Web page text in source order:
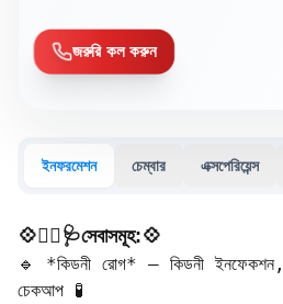
জরুরি কল করুন
ইনফরমেশন চেম্বার এক্সপেরিয়েন্স
💠🧑‍⚕️🩺সেবাসমূহ:💠
🔹 *কিডনী রোগ* – কিডনী ইনফেকশন,
চেকআপ 🧪